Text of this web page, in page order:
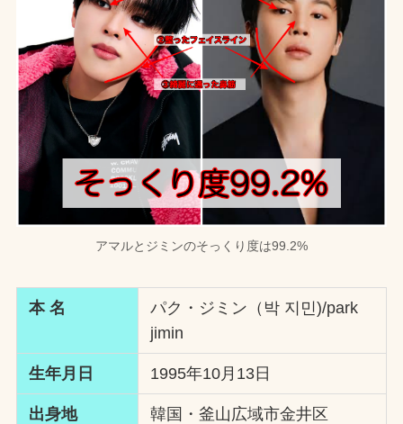
アマルとジミンのそっくり度は99.2%
本 名
パク・ジミン（박 지민)/park
jimin
生年月日 1995年10月13日
出身地 韓国・釜山広域市金井区